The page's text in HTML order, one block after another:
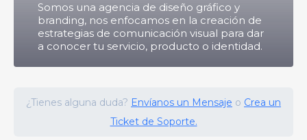
Somos una agencia de diseño gráfico y
branding, nos enfocamos en la creación de
estrategias de comunicación visual para dar
a conocer tu servicio, producto o identidad.
¿Tienes alguna duda? Envíanos un Mensaje o Crea un
Ticket de Soporte.